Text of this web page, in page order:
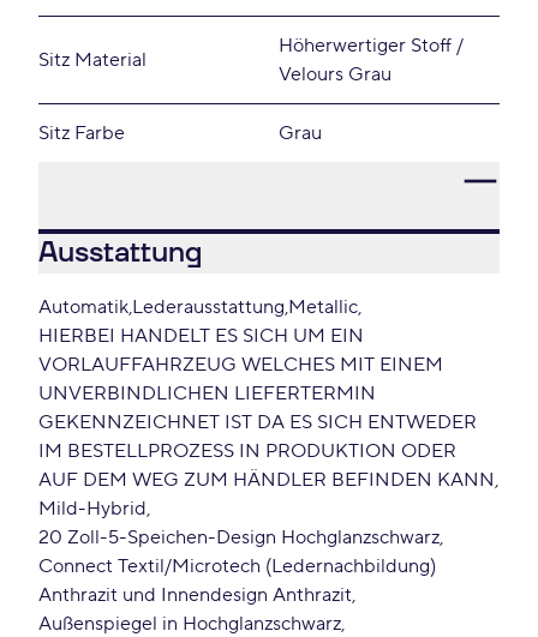
Sitz Material
Höherwertiger Stoff /
Velours Grau
Sitz Farbe Grau
Ausstattung
Automatik Lederausstattung Metallic
HIERBEI HANDELT ES SICH UM EIN
VORLAUFFAHRZEUG WELCHES MIT EINEM
UNVERBINDLICHEN LIEFERTERMIN
GEKENNZEICHNET IST DA ES SICH ENTWEDER
IM BESTELLPROZESS IN PRODUKTION ODER
AUF DEM WEG ZUM HÄNDLER BEFINDEN KANN
Mild-Hybrid
20 Zoll-5-Speichen-Design Hochglanzschwarz
Connect Textil/Microtech (Ledernachbildung)
Anthrazit und Innendesign Anthrazit
Außenspiegel in Hochglanzschwarz